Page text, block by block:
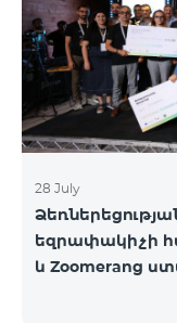
և գործարկել
անհրաժեշտ էր
մատուցելու համ
28 July
եզրափակիչի
և Zoomerang